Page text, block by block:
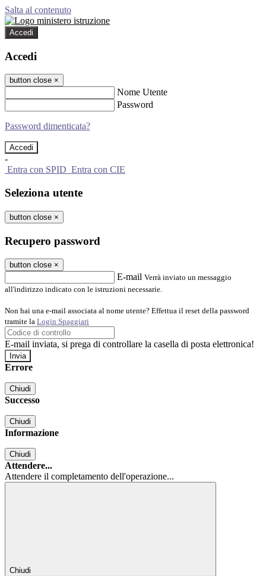
Salta al contenuto
Accedi
Accedi
button close ×
Nome Utente
Password
Password dimenticata?
-
Entra con SPID Entra con CIE
Seleziona utente
button close ×
Recupero password
button close ×
E-mail Verrà inviato un messaggio
all'indirizzo indicato con le istruzioni necessarie.
Non hai una e-mail associata al nome utente? Effettua il reset della password
tramite la Login Spaggiari
E-mail inviata, si prega di controllare la casella di posta elettronica!
Errore
Chiudi
Successo
Chiudi
Informazione
Chiudi
Attendere...
Attendere il completamento dell'operazione...
Chiudi